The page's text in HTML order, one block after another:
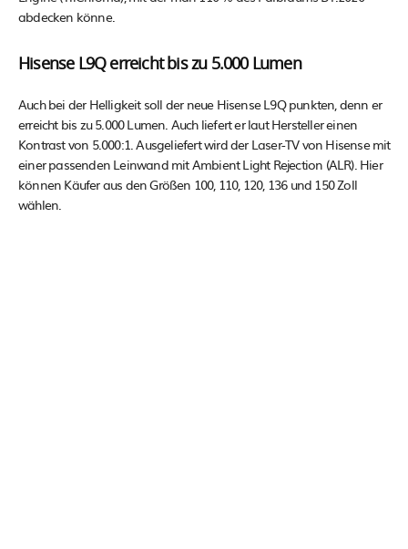
abdecken könne.
Hisense L9Q erreicht bis zu 5.000 Lumen
Auch bei der Helligkeit soll der neue Hisense L9Q punkten, denn er
erreicht bis zu 5.000 Lumen. Auch liefert er laut Hersteller einen
Kontrast von 5.000:1. Ausgeliefert wird der Laser-TV von Hisense mit
einer passenden Leinwand mit Ambient Light Rejection (ALR). Hier
können Käufer aus den Größen 100, 110, 120, 136 und 150 Zoll
wählen.